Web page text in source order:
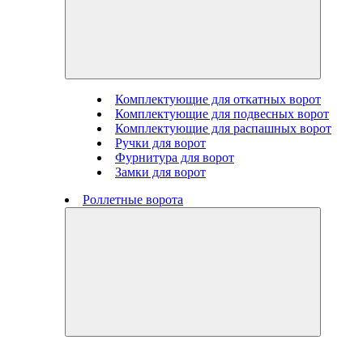
Комплектующие для откатных ворот
Комплектующие для подвесных ворот
Комплектующие для распашных ворот
Ручки для ворот
Фурнитура для ворот
Замки для ворот
Роллетные ворота